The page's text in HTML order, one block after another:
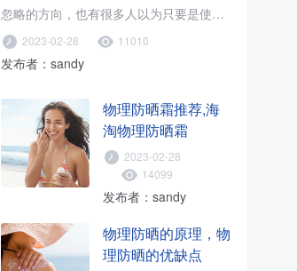
忽略的方向，也有很多人以为只要是使用
木梳就可以了，只要促进血液循环..
2023-02-28 11010
发布者：sandy
物理防晒霜推荐,海
淘物理防晒霜
2023-02-28
14099
发布者：sandy
物理防晒的原理，物
理防晒的优缺点